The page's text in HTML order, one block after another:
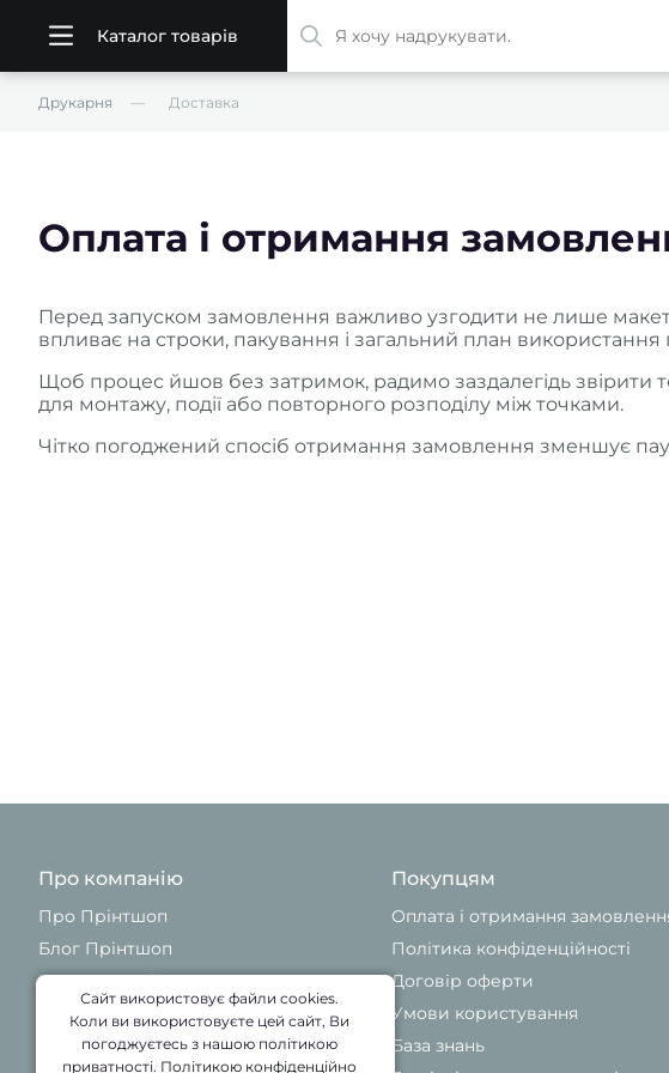
Каталог товарів
Друкарня Доставка
Оплата і отримання
Перед запуском замовлення важливо узгодити не лише макет,
впливає на строки, пакування і загальний план використання
Щоб процес йшов без затримок, радимо заздалегідь звірити
для монтажу, події або повторного розподілу між точками.
Чітко погоджений спосіб отримання замовлення зменшує
Про компанію
Про Прінтшоп
Блог Прінтшоп
Контакти Прінтшоп
Покупцям
Оплата і отримання
Політика конфіденційності
Договір оферти
Умови користування
База знань
Сайт використовує файли cookies.
Коли ви використовуєте цей сайт, Ви
погоджуєтесь з нашою політикою
приватності. Політикою конфіденційно